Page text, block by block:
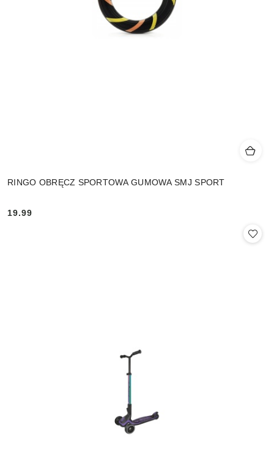
RINGO OBRĘCZ SPORTOWA GUMOWA SMJ SPORT
Cena:
19.99